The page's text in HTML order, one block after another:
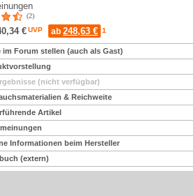
4.5*
2
€UVP ab 248,63 € 1
im Forum stellen (auch als Gast)
(nicht verfügbar)
& Reichweite
Artikel
Informationen beim Hersteller
(extern)